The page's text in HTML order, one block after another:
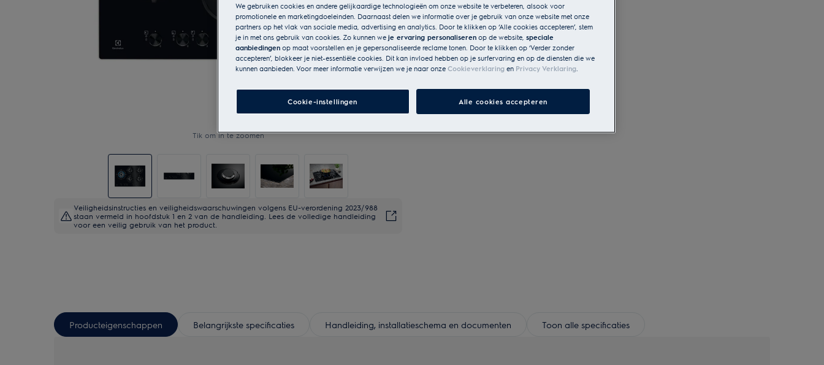
Tik om in te zoomen
Veiligheidsinstructies en veiligheidswaarschuwingen volgens EU-verordening 2023/988
staan vermeld in hoofdstuk 1 en 2 van de handleiding. Lees de volledige handleiding
voor een veilig gebruik van het product.
Producteigenschappen Belangrijkste specificaties Handleiding, installatieschema en documenten Toon alle specificaties
We gebruiken cookies en andere gelijkaardige technologieën om onze website te verbeteren, alsook voor
promotionele en marketingdoeleinden. Daarnaast delen we informatie over je gebruik van onze website met onze
partners op het vlak van sociale media, advertising en analytics. Door te klikken op ‘Alle cookies accepteren’, stem
je in met ons gebruik van cookies. Zo kunnen we je ervaring personaliseren op de website, speciale
aanbiedingen op maat voorstellen en je gepersonaliseerde reclame tonen. Door te klikken op ‘Verder zonder
accepteren’, blokkeer je niet-essentiële cookies. Dit kan invloed hebben op je surfervaring en op de diensten die we
kunnen aanbieden. Voor meer informatie verwijzen we je naar onze Cookieverklaring en Privacy Verklaring
Cookie-instellingen Alle cookies accepteren